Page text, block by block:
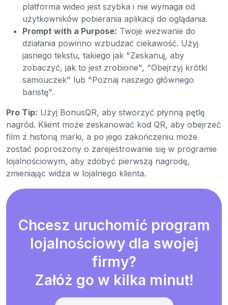
platforma wideo jest szybka i nie wymaga od
użytkowników pobierania aplikacji do oglądania.
Prompt with a Purpose: Twoje wezwanie do
działania powinno wzbudzać ciekawość. Użyj
jasnego tekstu, takiego jak "Zeskanuj, aby
zobaczyć, jak to jest zrobione", "Obejrzyj krótki
samouczek" lub "Poznaj naszego głównego
baristę".
Pro Tip: Użyj BonusQR, aby stworzyć płynną pętlę
nagród. Klient może zeskanować kod QR, aby obejrzeć
film z historią marki, a po jego zakończeniu może
zostać poproszony o zarejestrowanie się w programie
lojalnościowym, aby zdobyć pierwszą nagrodę,
zmieniając widza w lojalnego klienta.
Chcesz uruchomić program
lojalnościowy dla swojej
firmy?
Załóż go w kilka minut!